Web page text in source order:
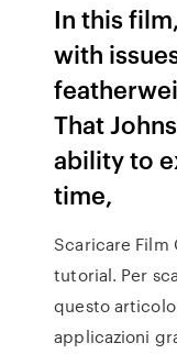
In this
with
That
ability to
time,
Scaricare Film
tutorial. Per
questo
applicazioni